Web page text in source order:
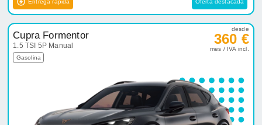
Entrega rápida Oferta destacada
Cupra Formentor
1.5 TSI 5P Manual
Gasolina
desde
360 €
mes / IVA incl.